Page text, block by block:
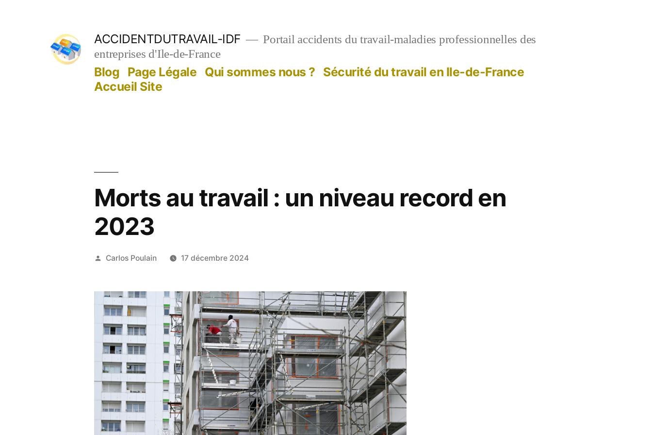
ACCIDENTDUTRAVAIL-IDF
Portail accidents du travail-maladies professionnelles des
entreprises d'Ile-de-France
Blog Page Légale Qui sommes nous ? Sécurité du travail en Ile-de-France
Accueil Site
Morts au travail : un niveau record en
2023
Publié
Carlos Poulain 17 décembre 2024